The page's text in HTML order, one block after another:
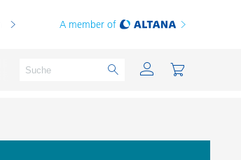
A member of